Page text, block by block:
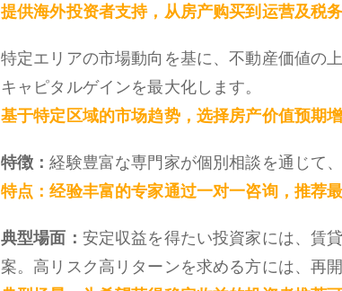
提供海外投资者支持，从房产购买到运营及税
特定エリアの市場動向を基に、不動産価値の
キャピタルゲインを最大化します。
基于特定区域的市场趋势，选择房产价值预期
特徴：経験豊富な専門家が個別相談を通じて
特点：经验丰富的专家通过一对一咨询，推荐最
典型場面： 安定収益を得たい投資家には、賃
案。高リスク高リターンを求める方には、再